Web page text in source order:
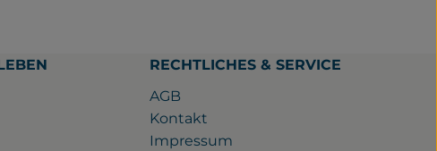
RECHTLICHES & SERVICE
AGB
Kontakt
Impressum